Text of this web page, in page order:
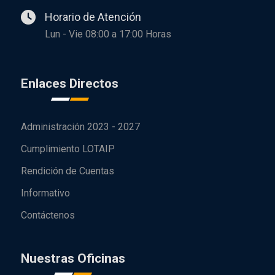
Horario de Atención
Lun - Vie 08:00 a 17:00 Horas
Enlaces Directos
Administración 2023 - 2027
Cumplimiento LOTAIP
Rendición de Cuentas
Informativo
Contáctenos
Nuestras Oficinas